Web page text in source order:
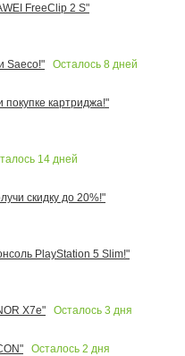
FreeClip 2 S"
Saeco!"
Осталось 8 дней
картриджа!"
14 дней
скидку до 20%!"
PlayStation 5 Slim!"
X7e"
Осталось 3 дня
Осталось 2 дня